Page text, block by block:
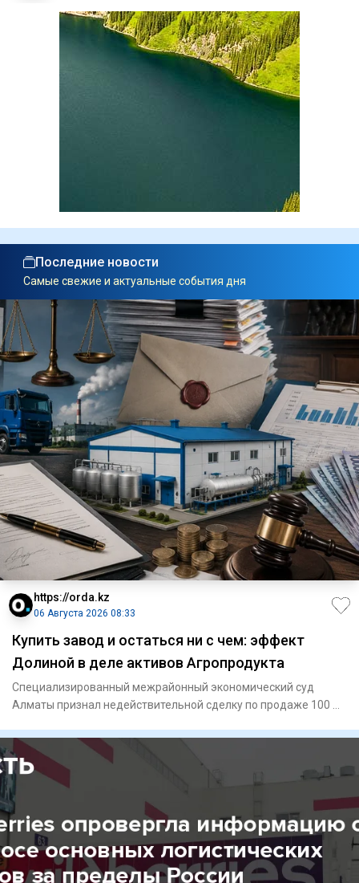
Последние новости
Самые свежие и актуальные события дня
https://orda.kz
06 Августа 2026 08:33
Купить завод и остаться ни с чем: эффект
Долиной в деле активов Агропродукта
Специализированный межрайонный экономический суд
Алматы признал недействительной сделку по продаже 100 %